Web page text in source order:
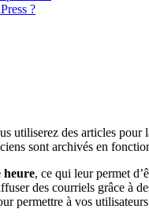
?
utiliserez des articles pour
sont archivés en
heure, ce qui leur permet
des courriels grâce à
permettre à vos